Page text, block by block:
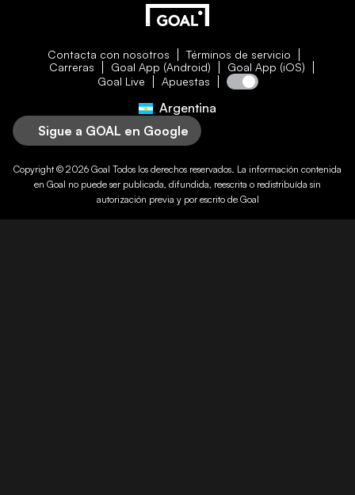
Contacta con nosotros
Términos de servicio
Carreras
Goal App (Android)
Goal App (iOS)
Goal Live
Apuestas
Argentina
Sigue a GOAL en Google
Copyright © 2026 Goal Todos los derechos reservados. La información contenida
en Goal no puede ser publicada, difundida, reescrita o redistribuída sin
autorización previa y por escrito de Goal